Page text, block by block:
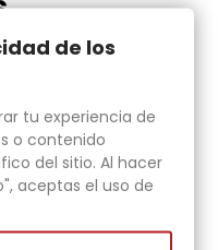
en talla de madera,
la madera auxiliar
de los
tu experiencia de
o contenido
del sitio. Al hacer
aceptas el uso de